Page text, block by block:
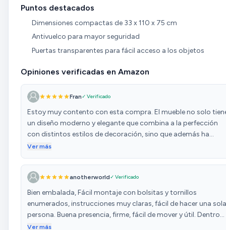
Puntos destacados
Dimensiones compactas de 33 x 110 x 75 cm
Antivuelco para mayor seguridad
Puertas transparentes para fácil acceso a los objetos
Opiniones verificadas en Amazon
Fran✓ Verificado
Estoy muy contento con esta compra. El mueble no solo
un diseño moderno y elegante que combina a la perfección
con distintos estilos de decoración, sino que además ha
resultado ser muy económico sin sacrificar calidad. Los
especialmente la estructura metálica combinada con la
madera, que le da un toque industrial muy atractivo. El
montaje fue sencillo, ya que todas las piezas venían
correctamente numeradas y encajaban sin complicaciones.
Las instrucciones eran claras, lo que hizo que el proceso fuera
Ver más
anotherworld✓ Verificado
Bien embalada, Fácil montaje con bolsitas y tornillos
enumerados, instrucciones muy claras, fácil de hacer una sola
persona. Buena presencia, firme, fácil de mover y útil. Dentro
de los precios de los conglomerados buen precio y muy
Ver más